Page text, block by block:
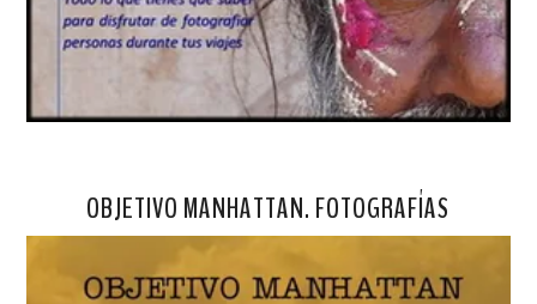
OBJETIVO MANHATTAN. FOTOGRAFÍAS